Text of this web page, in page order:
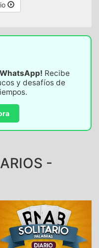
Recibe
y desafíos de
-